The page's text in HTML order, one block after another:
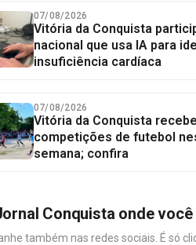
07/08/2026
Vitória da Conquista
nacional que usa IA para
insuficiência cardíaca
07/08/2026
Vitória da Conquista
competições de futebol
semana; confira
Conquista onde
também nas redes sociais. É só